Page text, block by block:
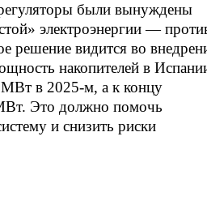
регуляторы были вынуждены
электроэнергии —
решение видится во
накопителей в
в 2025‑м, а к концу
Это должно помочь
и снизить риски